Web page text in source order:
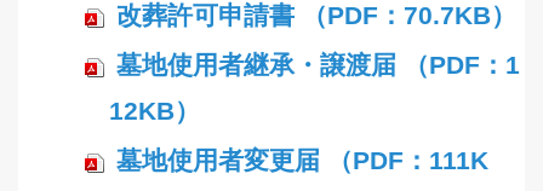
改葬許可申請書 （PDF：70.7KB）
墓地使用者継承・譲渡届 （PDF：1
12KB）
墓地使用者変更届 （PDF：111K